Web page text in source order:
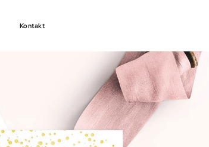
Kontakt